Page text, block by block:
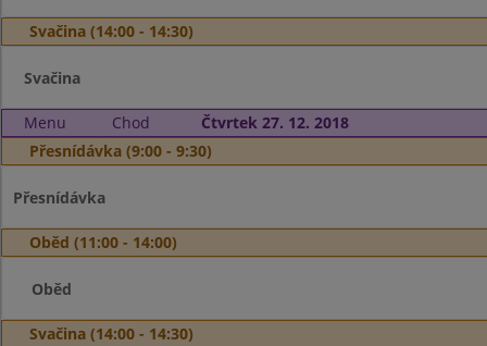
Svačina (14:00 - 14:30)
Svačina
Menu Chod
Čtvrtek 27. 12. 2018
Přesnídávka (9:00 - 9:30)
Přesnídávka
Oběd (11:00 - 14:00)
Oběd
Svačina (14:00 - 14:30)